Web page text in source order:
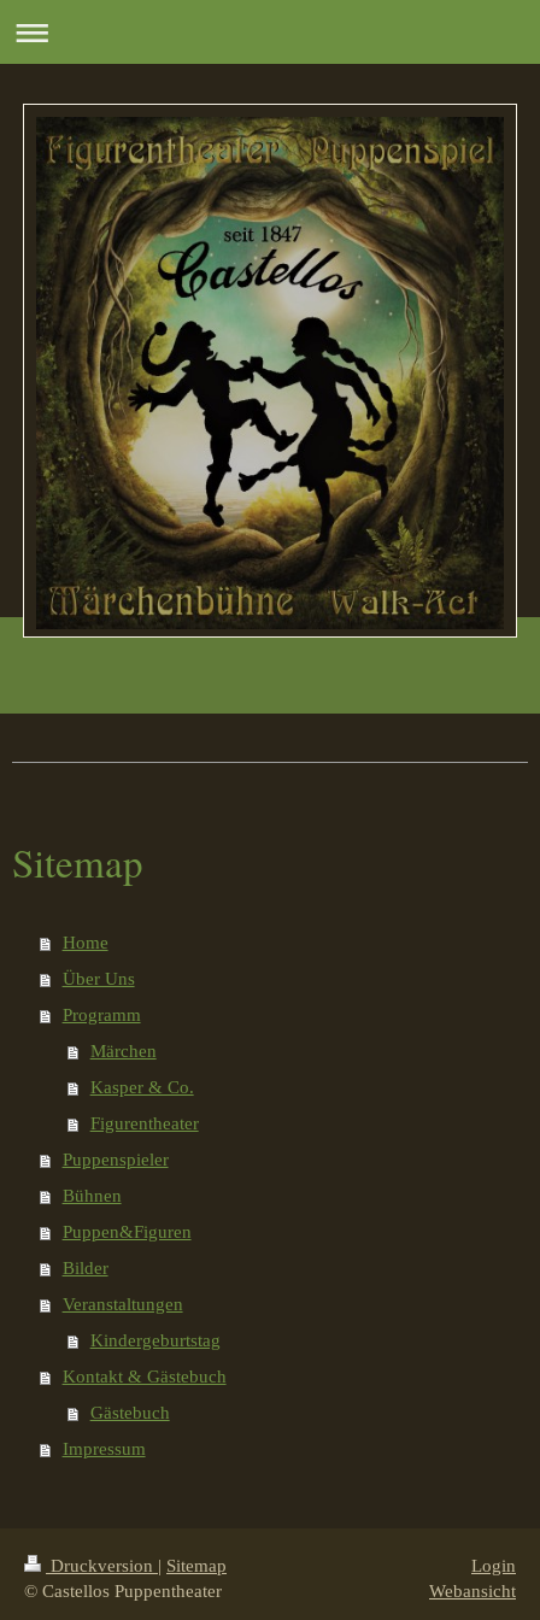
Sitemap
Home
Über Uns
Programm
Märchen
Kasper & Co.
Figurentheater
Puppenspieler
Bühnen
Puppen&Figuren
Bilder
Veranstaltungen
Kindergeburtstag
Kontakt & Gästebuch
Gästebuch
Impressum
Druckversion | Sitemap
© Castellos Puppentheater
Login
Webansicht